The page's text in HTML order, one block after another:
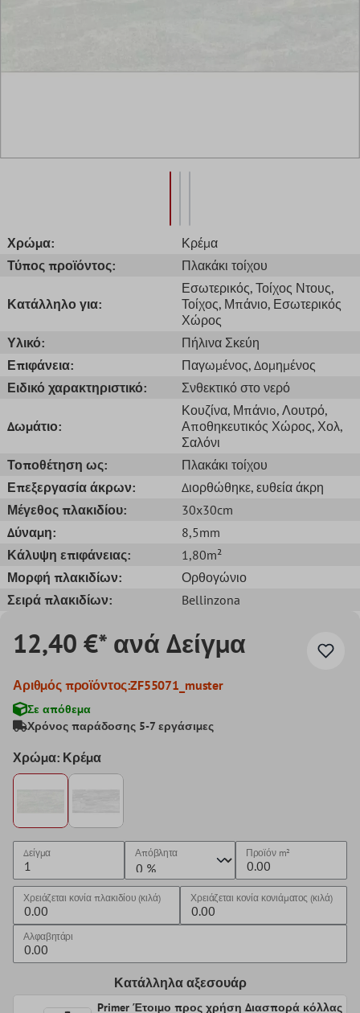
Χρώμα:
Κρέμα
Τύπος προϊόντος:
Πλακάκι τοίχου
Κατάλληλο για:
Εσωτερικός, Τοίχος Ντους,
Τοίχος, Μπάνιο, Εσωτερικός
Χώρος
Υλικό:
Πήλινα Σκεύη
Επιφάνεια:
Παγωμένος, Δομημένος
Ειδικό χαρακτηριστικό:
Σνθεκτικό στο νερό
Δωμάτιο:
Κουζίνα, Μπάνιo, Λουτρό,
Αποθηκευτικός Χώρος, Χολ,
Σαλόνι
Τοποθέτηση ως:
Πλακάκι τοίχου
Επεξεργασία άκρων:
Διορθώθηκε, ευθεία άκρη
Μέγεθος πλακιδίου:
30x30cm
Δύναμη:
8,5mm
Κάλυψη επιφάνειας:
1,80m²
Μορφή πλακιδίων:
Ορθογώνιο
Σειρά πλακιδίων:
Bellinzona
12,40 €* ανά Δείγμα
Αριθμός προϊόντος:ZF55071_muster
Σε απόθεμα
Χρόνος παράδοσης 5-7 εργάσιμες
Χρώμα: Κρέμα
Δείγμα Απόβλητα Προϊόνm²
Χρειάζεται κονία πλακιδίου (κιλά) Χρειάζεται κονία κονιάματος (κιλά)
Αλφαβητάρι
Κατάλληλα αξεσουάρ
Primer Έτοιμο προς χρήση Διασπορά κόλλας